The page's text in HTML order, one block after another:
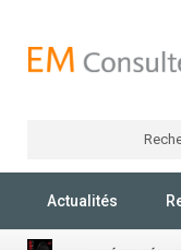
Actualités